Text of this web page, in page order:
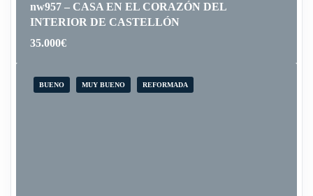
nw957 – CASA EN EL CORAZÓN DEL
INTERIOR DE CASTELLÓN
35.000€
BUENO MUY BUENO REFORMADA